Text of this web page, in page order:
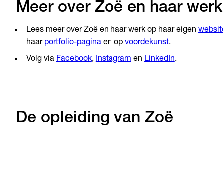
Meer over Zoë en haar werk
Lees meer over Zoë en haar werk op haar eigen
haar portfolio-paginaen opvoordekunst.
Volg viaFacebook,InstagramenLinkedIn.
De opleiding van Zoë